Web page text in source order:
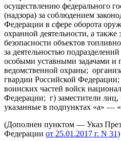
осуществлению федерального
(надзора) за соблюдением
Федерации в сфере оборота
охранной деятельности, а также
безопасности объектов
за деятельностью
особыми уставными задачами и
ведомственной охраны;
гвардии Российской
воинских частей войск
Федерации; г) заместители
указанные в подпунктах «а» —
(Дополнен пунктом — Указ
Федерации от 25.01.2017 г. N 31)